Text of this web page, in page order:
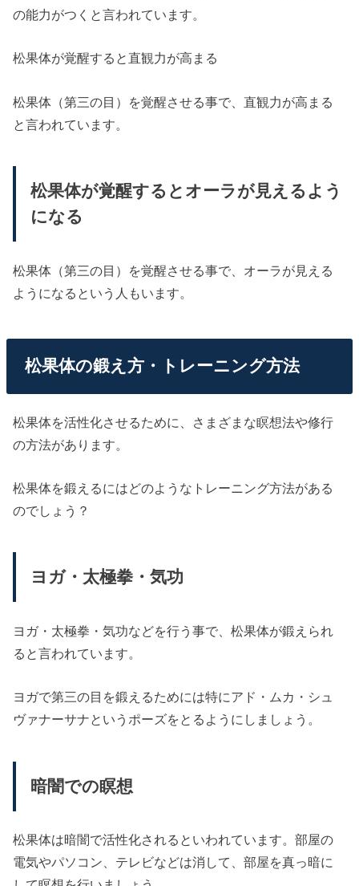
の能力がつくと言われています。
松果体が覚醒すると直観力が高まる
松果体（第三の目）を覚醒させる事で、直観力が高まる
と言われています。
松果体が覚醒するとオーラが見えるよう
になる
松果体（第三の目）を覚醒させる事で、オーラが見える
ようになるという人もいます。
松果体の鍛え方・トレーニング方法
松果体を活性化させるために、さまざまな瞑想法や修行
の方法があります。
松果体を鍛えるにはどのようなトレーニング方法がある
のでしょう？
ヨガ・太極拳・気功
ヨガ・太極拳・気功などを行う事で、松果体が鍛えられ
ると言われています。
ヨガで第三の目を鍛えるためには特にアド・ムカ・シュ
ヴァナーサナというポーズをとるようにしましょう。
暗闇での瞑想
松果体は暗闇で活性化されるといわれています。部屋の
電気やパソコン、テレビなどは消して、部屋を真っ暗に